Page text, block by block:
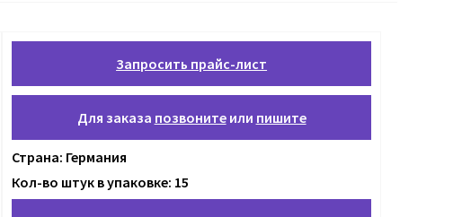
Запросить прайс-лист
Для заказа позвонитеили пишите
Страна: Германия
Кол-во штук в упаковке: 15